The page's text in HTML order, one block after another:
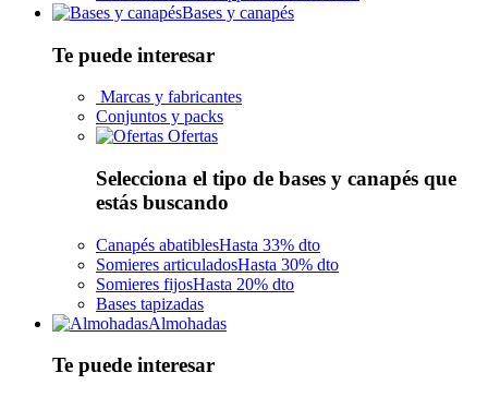
Bases y canapés
Te puede interesar
Marcas y fabricantes
Conjuntos y packs
Ofertas
Selecciona el tipo de bases y canapés que
estás buscando
Canapés abatiblesHasta 33% dto
Somieres articuladosHasta 30% dto
Somieres fijosHasta 20% dto
Bases tapizadas
Almohadas
Te puede interesar